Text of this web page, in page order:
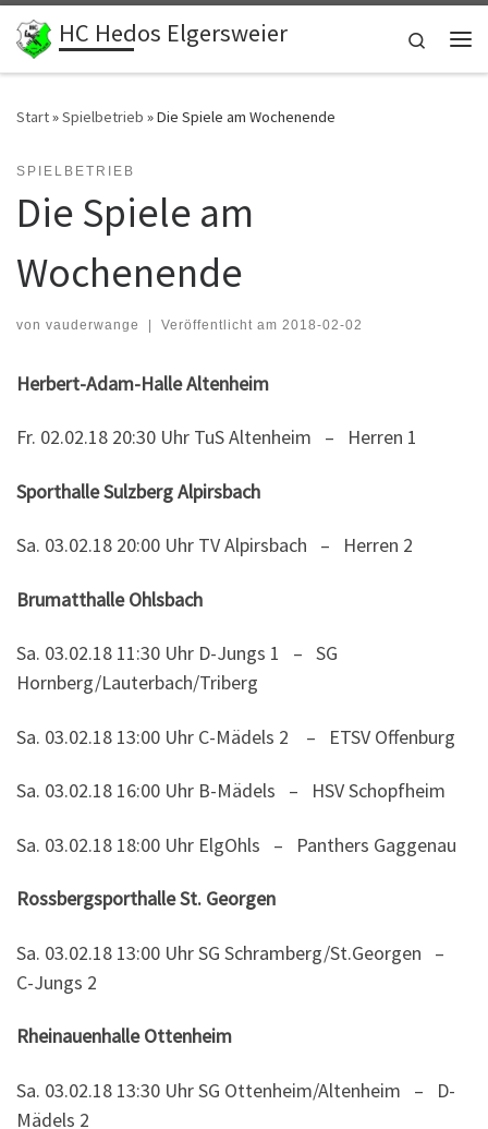
Zum Inhalt springen
HC Hedos Elgersweier
Search
Start»Spielbetrieb »Die Spiele am Wochenende
SPIELBETRIEB
Die Spiele am
Wochenende
von vauderwange | Veröffentlicht am 2018-02-02
Herbert-Adam-Halle Altenheim
Fr. 02.02.18 20:30 Uhr TuS Altenheim – Herren 1
Sporthalle Sulzberg Alpirsbach
Sa. 03.02.18 20:00 Uhr TV Alpirsbach – Herren 2
Brumatthalle Ohlsbach
Sa. 03.02.18 11:30 Uhr D-Jungs 1 – SG
Hornberg/Lauterbach/Triberg
Sa. 03.02.18 13:00 Uhr C-Mädels 2 – ETSV Offenburg
Sa. 03.02.18 16:00 Uhr B-Mädels – HSV Schopfheim
Sa. 03.02.18 18:00 Uhr ElgOhls – Panthers Gaggenau
Rossbergsporthalle St. Georgen
Sa. 03.02.18 13:00 UhrSG Schramberg/St.Georgen –
C-Jungs 2
Rheinauenhalle Ottenheim
Sa. 03.02.18 13:30 UhrSG Ottenheim/Altenheim – D-
Mädels 2